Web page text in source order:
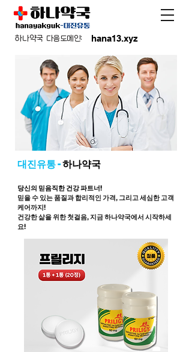
hana13.xyz
하나약국 다음도메인:
대진유통 -하나약국
당신의 믿음직한 건강 파트너!
믿을 수 있는 품질과 합리적인 가격, 그리고 세심한 고객
케어까지!
건강한 삶을 위한 첫걸음, 지금 하나약국에서 시작하세
요!